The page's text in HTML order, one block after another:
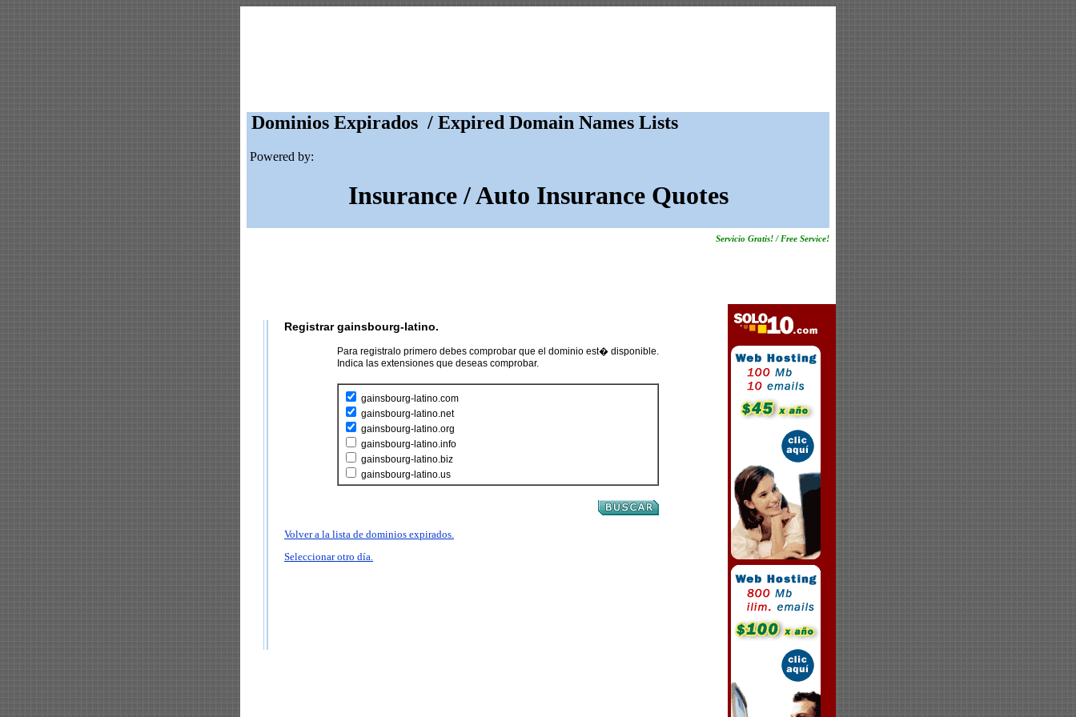
Dominios Expirados / Expired Domain Names Lists
Powered by:
Insurance / Auto Insurance Quotes
Servicio Gratis! / Free Service!
Registrar gainsbourg-latino.
Para registralo primero debes comprobar que el dominio est� disponible.
Indica las extensiones que deseas comprobar.
gainsbourg-latino.com
gainsbourg-latino.net
gainsbourg-latino.org
gainsbourg-latino.info
gainsbourg-latino.biz
gainsbourg-latino.us
Volver a la lista de dominios expirados.
Seleccionar otro día.